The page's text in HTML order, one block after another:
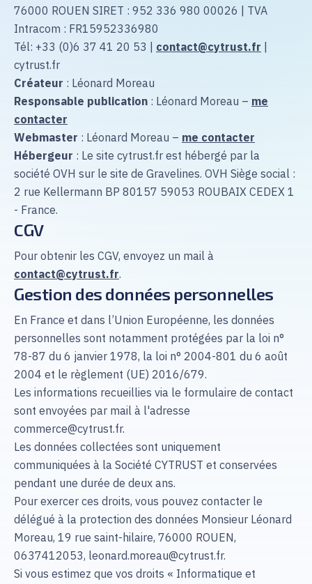
Contact
Choisir la langue
FR EN
Prendre rendez-vous
76000 ROUEN SIRET : 952 336 980 00026 | TVA
Intracom : FR15952336980
Tél: +33 (0)6 37 41 20 53 | contact@cytrust.fr
cytrust.fr
Créateur : Léonard Moreau
Responsable publication : Léonard Moreau – me
contacter
Webmaster : Léonard Moreau – me contacter
Hébergeur : Le site cytrust.fr est hébergé par la
société OVH sur le site de Gravelines. OVH Siège social :
2 rue Kellermann BP 80157 59053 ROUBAIX CEDEX 1
- France.
CGV
Pour obtenir les CGV, envoyez un mail à
contact@cytrust.fr.
Gestion des données personnelles
En France et dans l’Union Européenne, les données
personnelles sont notamment protégées par la loi n°
78-87 du 6 janvier 1978, la loi n° 2004-801 du 6 août
2004 et le règlement (UE) 2016/679.
Les informations recueillies via le formulaire de contact
sont envoyées par mail à l'adresse
commerce@cytrust.fr.
Les données collectées sont uniquement
communiquées à la Société CYTRUST et conservées
pendant une durée de deux ans.
Pour exercer ces droits, vous pouvez contacter le
délégué à la protection des données Monsieur Léonard
Moreau, 19 rue saint-hilaire, 76000 ROUEN,
0637412053, leonard.moreau@cytrust.fr.
Si vous estimez que vos droits « Informatique et